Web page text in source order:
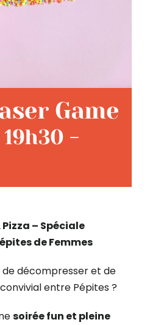
Game
-
– Spéciale
de Femmes
de décompresser et de
entre Pépites ?
soirée fun et pleine